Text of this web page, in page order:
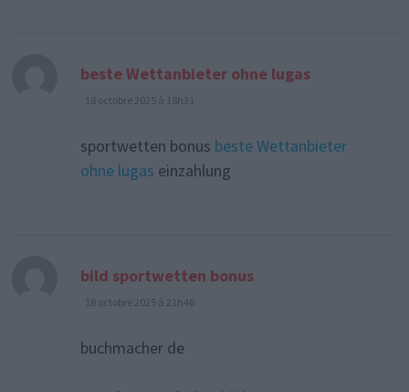
beste Wettanbieter ohne lugas
18 octobre 2025 à 18h31
sportwetten bonus beste Wettanbieter
ohne lugas einzahlung
bild sportwetten bonus
18 octobre 2025 à 21h46
buchmacher de